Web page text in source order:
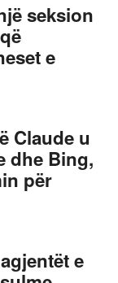
seksion
e
Claude u
dhe Bing,
për
e